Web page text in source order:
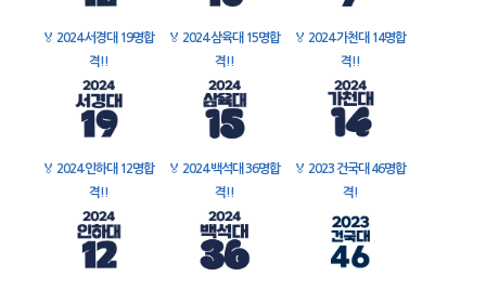
🏅 2024 서경대 19명합
격!!
🏅 2024 삼육대 15명합
격!!
🏅 2024 가천대 14명합
격!!
🏅 2024 인하대 12명합
격!!
🏅 2024 백석대 36명합
격!!
🏅 2023 건국대 46명합
격!